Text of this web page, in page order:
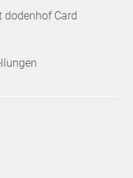
dodenhof Card